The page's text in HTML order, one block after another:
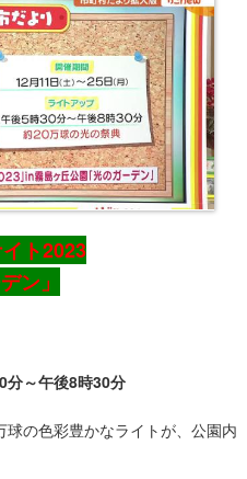
ト2023
ン」
分～午後8時30分
の色彩豊かなライトが、公園内